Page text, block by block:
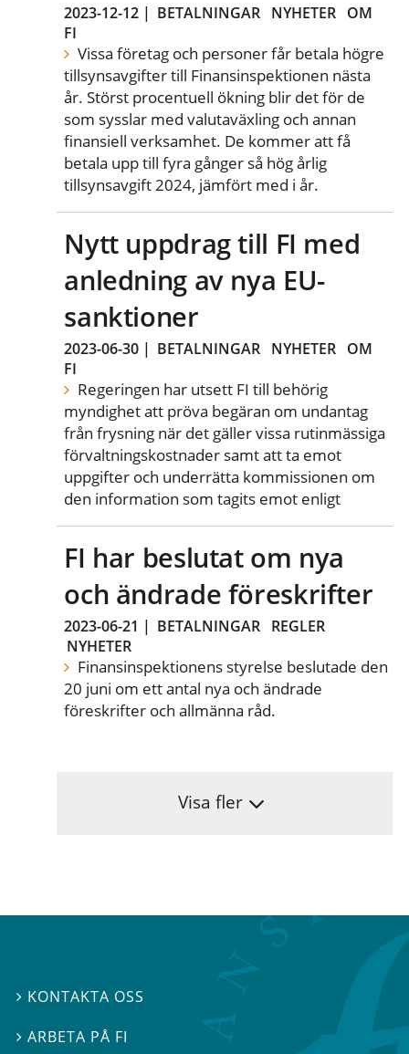
2023-12-12 | BETALNINGAR NYHETER OM
FI
Vissa företag och personer får betala högre
tillsynsavgifter till Finansinspektionen nästa
år. Störst procentuell ökning blir det för de
som sysslar med valutaväxling och annan
finansiell verksamhet. De kommer att få
betala upp till fyra gånger så hög årlig
tillsynsavgift 2024, jämfört med i år.
Nytt uppdrag till FI med
anledning av nya EU-
sanktioner
2023-06-30 | BETALNINGAR NYHETER OM
FI
Regeringen har utsett FI till behörig
myndighet att pröva begäran om undantag
från frysning när det gäller vissa rutinmässiga
förvaltningskostnader samt att ta emot
uppgifter och underrätta kommissionen om
den information som tagits emot enligt
FI har beslutat om nya
och ändrade föreskrifter
2023-06-21 | BETALNINGAR REGLER
NYHETER
Finansinspektionens styrelse beslutade den
20 juni om ett antal nya och ändrade
föreskrifter och allmänna råd.
Visa fler
 KONTAKTA OSS
 ARBETA PÅ FI